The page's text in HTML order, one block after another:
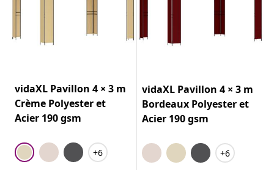
vidaXL Pavillon 4 × 3 m
Crème Polyester et
Acier 190 gsm
+6
vidaXL Pavillon 4 × 3 m
Bordeaux Polyester et
Acier 190 gsm
+6